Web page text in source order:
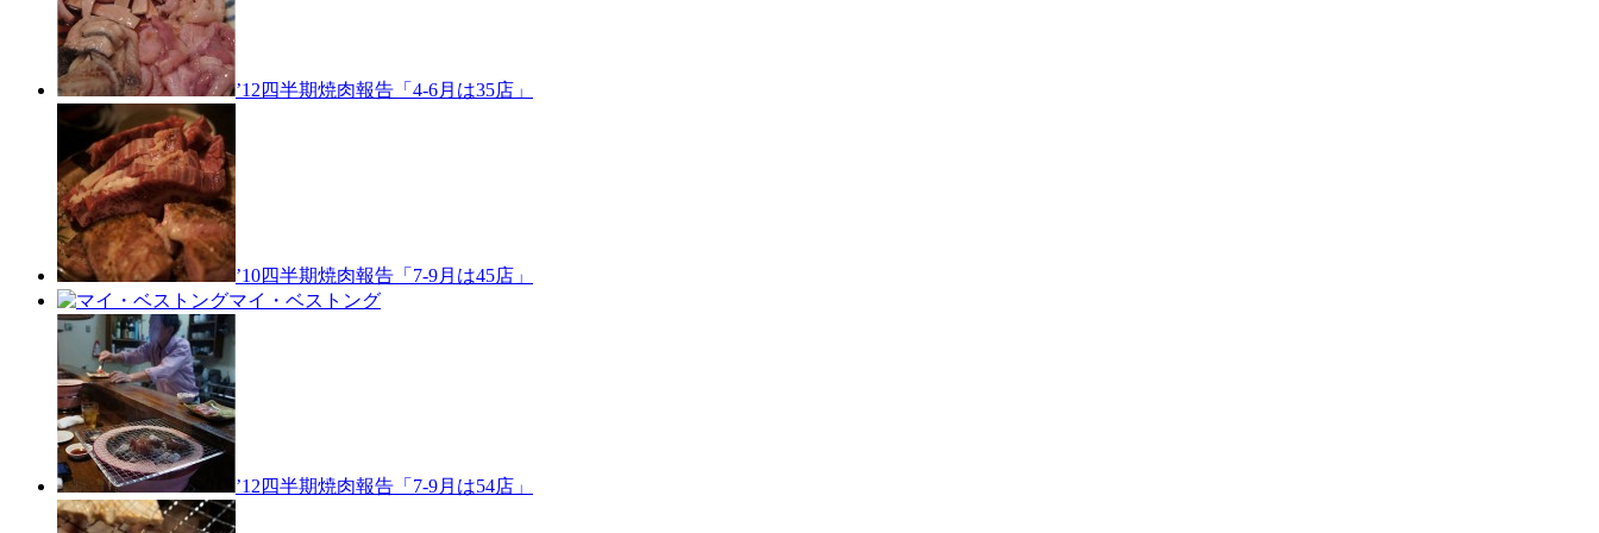
’12四半期焼肉報告「4-6月は35店」
’10四半期焼肉報告「7-9月は45店」
マイ・ベストング
’12四半期焼肉報告「7-9月は54店」